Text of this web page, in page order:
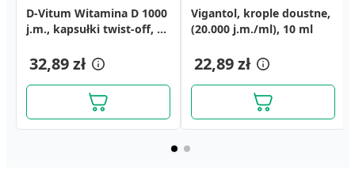
D-Vitum Witamina D 1000
j.m., kapsułki twist-off, 90
32,89 zł
Vigantol, krople doustne,
(20.000 j.m./ml), 10 ml
22,89 zł